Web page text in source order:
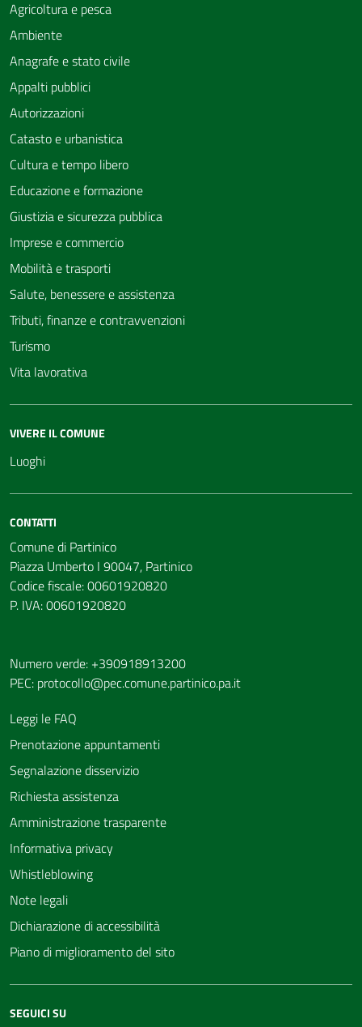
Agricoltura e pesca
Ambiente
Anagrafe e stato civile
Appalti pubblici
Autorizzazioni
Catasto e urbanistica
Cultura e tempo libero
Educazione e formazione
Giustizia e sicurezza pubblica
Imprese e commercio
Mobilità e trasporti
Salute, benessere e assistenza
Tributi, finanze e contravvenzioni
Turismo
Vita lavorativa
VIVERE IL COMUNE
Luoghi
CONTATTI
Comune di Partinico
Piazza Umberto I 90047, Partinico
Codice fiscale: 00601920820
P. IVA: 00601920820
Numero verde: +390918913200
PEC: protocollo@pec.comune.partinico.pa.it
Leggi le FAQ
Prenotazione appuntamenti
Segnalazione disservizio
Richiesta assistenza
Amministrazione trasparente
Informativa privacy
Whistleblowing
Note legali
Dichiarazione di accessibilità
Piano di miglioramento del sito
SEGUICI SU